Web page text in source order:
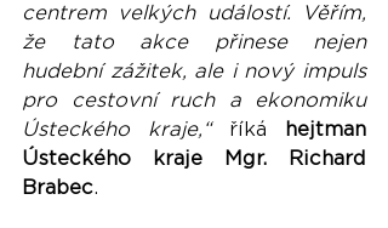
centrem velkých událostí. Věřím,
že tato akce přinese nejen
hudební zážitek, ale i nový impuls
pro cestovní ruch a ekonomiku
Ústeckého kraje,“ říká
hejtman
Ústeckého kraje Mgr. Richard
Brabec.